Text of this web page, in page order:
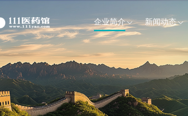
企业简介 新闻动态